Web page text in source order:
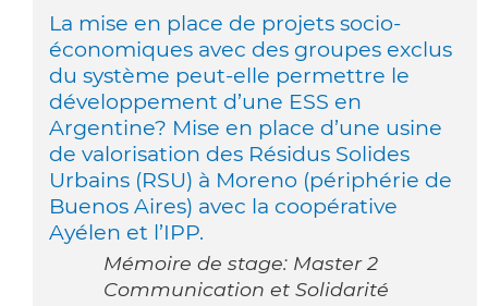
La mise en place de projets socio-
économiques avec des groupes exclus
du système peut-elle permettre le
développement d’une ESS en
Argentine? Mise en place d’une usine
de valorisation des Résidus Solides
Urbains (RSU) à Moreno (périphérie de
Buenos Aires) avec la coopérative
Ayélen et l’IPP.
Mémoire de stage: Master 2
Communication et Solidarité